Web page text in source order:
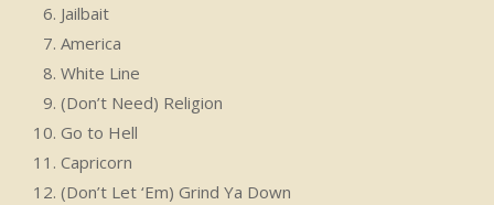
Jailbait
America
White Line
(Don’t Need) Religion
Go to Hell
Capricorn
(Don’t Let ‘Em) Grind Ya Down